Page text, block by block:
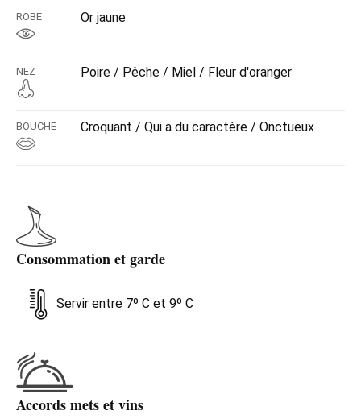
ROBE Or jaune
NEZ Poire / Pêche / Miel / Fleur d'oranger
BOUCHE Croquant / Qui a du caractère / Onctueux
Consommation et garde
Servir entre 7º C et 9º C
Accords mets et vins